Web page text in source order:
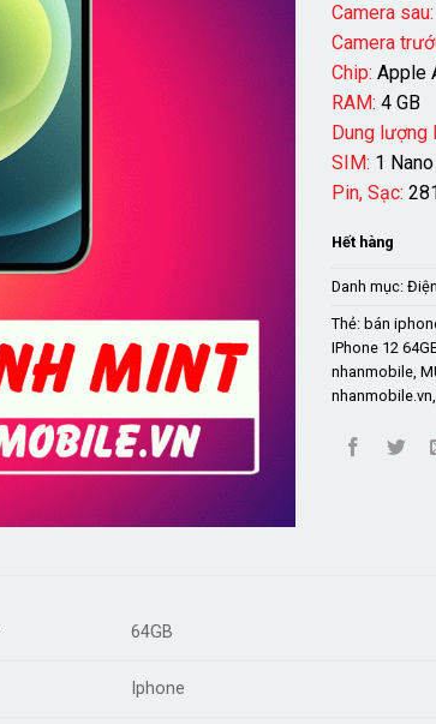
Camera sau:
Camera
Chip: Apple
RAM: 4 GB
Dung lượng
SIM: 1
Pin, Sạc:
Hết hàng
Danh mục:
Thẻ: bán
IPhone 12
nhanmobile
nhanmobile.vn
64GB
Iphone